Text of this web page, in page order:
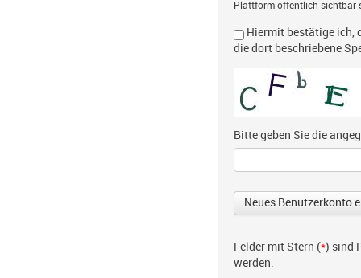
Plattform öffentlich sichtbar
Hiermit bestätige ich,
die dort beschriebene
Bitte geben Sie die
Felder mit Stern (*) sind
werden.